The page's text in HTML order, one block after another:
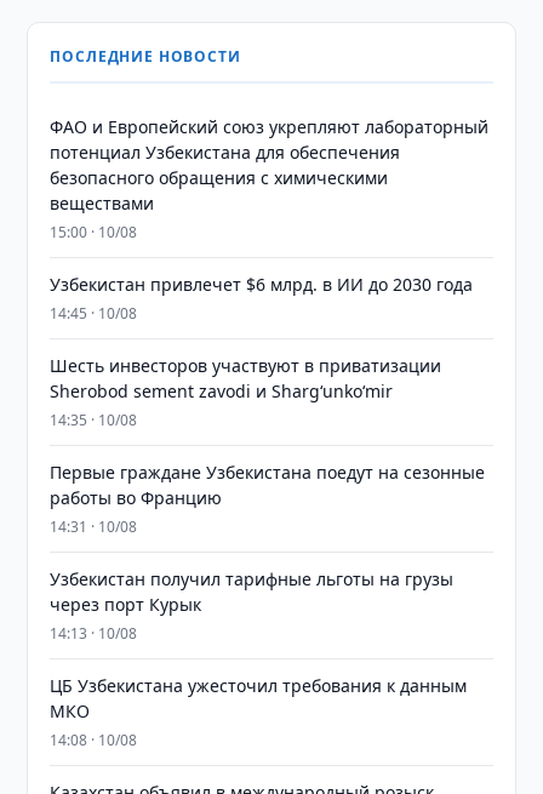
ПОСЛЕДНИЕ НОВОСТИ
ФАО и Европейский союз укрепляют лабораторный
потенциал Узбекистана для обеспечения
безопасного обращения с химическими
веществами
15:00 · 10/08
Узбекистан привлечет $6 млрд. в ИИ до 2030 года
14:45 · 10/08
Шесть инвесторов участвуют в приватизации
Sherobod sement zavodi и Shargʻunkoʻmir
14:35 · 10/08
Первые граждане Узбекистана поедут на сезонные
работы во Францию
14:31 · 10/08
Узбекистан получил тарифные льготы на грузы
через порт Курык
14:13 · 10/08
ЦБ Узбекистана ужесточил требования к данным
МКО
14:08 · 10/08